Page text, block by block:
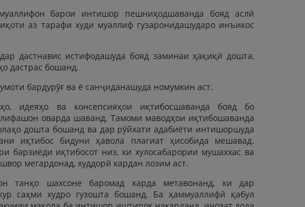
барои интишор пешниҳодшаванда бояд аслӣ
аз тарафи худи муаллиф гузаронидашударо инъикос
дастнавис истифодашуда бояд заминаи ҳақиқӣ дошта,
дастрас бошанд.
бардурӯғ ва ё санҷиданашуда номумкин аст.
идеяҳо ва консепсияҳои иқтибосшаванда бояд бо
оварда шаванд. Тамоми маводҳои иқтибошаванда
дошта бошанд ва дар рӯйхати адабиёти интишоршуда
иқтибос бидуни ҳавола плагиат ҳисобида мешавад.
барзиёди иқтибосот низ, ки хулосабарории мушаххас ва
мегардонад, худдорӣ кардан лозим аст.
танҳо шахсоне баромад карда метавонанд, ки дар
саҳми худро гузошта бошанд. Ба ҳаммуаллифӣ қабул